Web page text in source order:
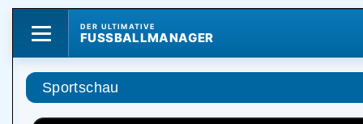
DER ULTIMATIVE
FUSSBALLMANAGER
Sportschau